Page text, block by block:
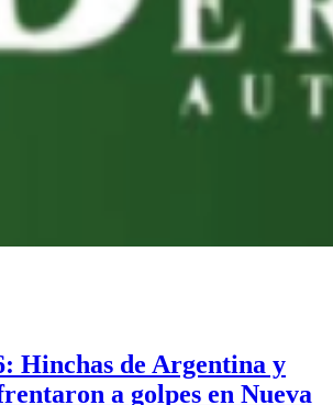
Hinchas de Argentina y
a golpes en Nueva